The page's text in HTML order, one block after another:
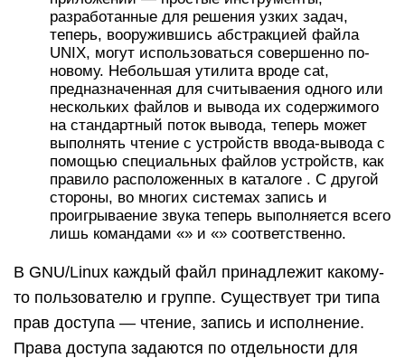
разработанные для решения узких задач,
теперь, вооружившись абстракцией файла
UNIX, могут использоваться совершенно по-
новому. Небольшая утилита вроде cat,
предназначенная для считываения одного или
нескольких файлов и вывода их содержимого
на стандартный поток вывода, теперь может
выполнять чтение с устройств ввода-вывода с
помощью специальных файлов устройств, как
правило расположенных в каталоге . С другой
стороны, во многих системах запись и
проигрываение звука теперь выполняется всего
лишь командами «» и «» соответственно.
В GNU/Linux каждый файл принадлежит какому-
то пользователю и группе. Существует три типа
прав доступа — чтение, запись и исполнение.
Права доступа задаются по отдельности для